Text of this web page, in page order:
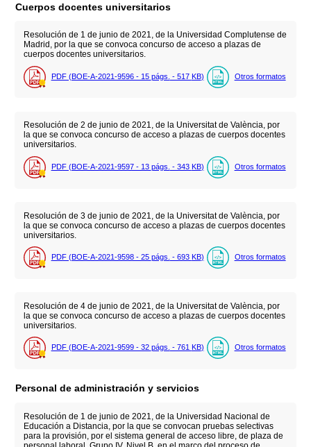
Cuerpos docentes universitarios
Resolución de 1 de junio de 2021, de la Universidad Complutense de
Madrid, por la que se convoca concurso de acceso a plazas de
cuerpos docentes universitarios.
PDF (BOE-A-2021-9596 - 15 págs. - 517 KB) Otros formatos
Resolución de 2 de junio de 2021, de la Universitat de València, por
la que se convoca concurso de acceso a plazas de cuerpos docentes
universitarios.
PDF (BOE-A-2021-9597 - 13 págs. - 343 KB) Otros formatos
Resolución de 3 de junio de 2021, de la Universitat de València, por
la que se convoca concurso de acceso a plazas de cuerpos docentes
universitarios.
PDF (BOE-A-2021-9598 - 25 págs. - 693 KB) Otros formatos
Resolución de 4 de junio de 2021, de la Universitat de València, por
la que se convoca concurso de acceso a plazas de cuerpos docentes
universitarios.
PDF (BOE-A-2021-9599 - 32 págs. - 761 KB) Otros formatos
Personal de administración y servicios
Resolución de 1 de junio de 2021, de la Universidad Nacional de
Educación a Distancia, por la que se convocan pruebas selectivas
para la provisión, por el sistema general de acceso libre, de plaza de